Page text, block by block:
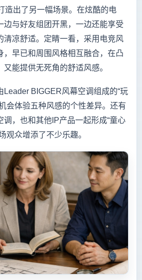
造出了另一幅场景。在炫酷的电
边与好友组团开黑，一边还能享受
清凉舒适。定睛一看，采用电竞风
，早已和周围风格相互融合，在凸
能提供无死角的舒适风感。
BIGGER风幕空调组成的“玩
会体验五种风感的个性差异。还有
调，也和其他IP产品一起形成“童心
观众增添了不少乐趣。